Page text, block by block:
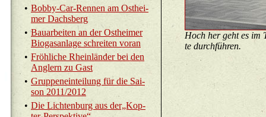
• Bob­by-Car-Ren­nen am Ost­hei­
mer Dachs­berg
• Bau­ar­bei­ten an der Ost­hei­mer
Bio­gas­an­la­ge schrei­ten voran
• Fröh­li­che Rhein­län­der bei den
Ang­lern zu Gast
• Grup­pen­ein­tei­lung für die Sai­
son 2011/2012
• Die Lich­ten­burg aus der„Kop­
Hoch her geht es im
te durch­füh­ren.